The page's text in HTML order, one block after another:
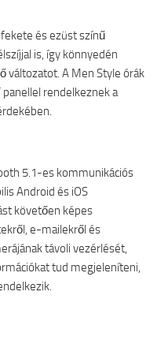
és ezüst színű
is, így könnyedén
változatot. A Men Style órák
rendelkeznek a
5.1-es kommunikációs
Android és iOS
követően képes
e-mailekről és
távoli vezérlését,
tud megjeleníteni,